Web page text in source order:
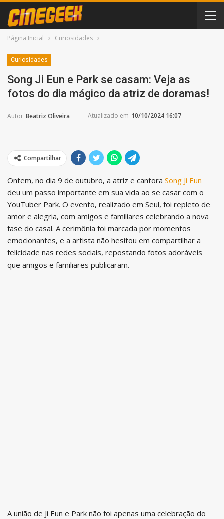
Página Inicial Curiosidades
Curiosidades
Song Ji Eun e Park se casam: Veja as
fotos do dia mágico da atriz de doramas!
Autor Beatriz Oliveira Atualizado em 10/10/2024 16:07
Compartilhar
Ontem, no dia 9 de outubro, a atriz e cantora Song Ji Eun
deu um passo importante em sua vida ao se casar com o
YouTuber Park. O evento, realizado em Seul, foi repleto de
amor e alegria, com amigos e familiares celebrando a nova
fase do casal. A cerimônia foi marcada por momentos
emocionantes, e a artista não hesitou em compartilhar a
felicidade nas redes sociais, repostando fotos adoráveis
que amigos e familiares publicaram.
A união de Ji Eun e Park não foi apenas uma celebração do